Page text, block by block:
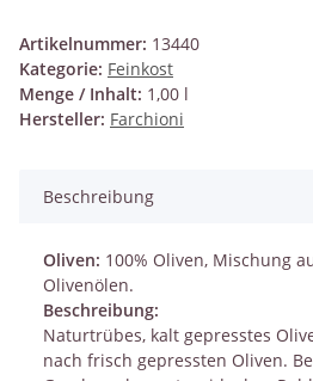
Artikelnummer: 13440
Kategorie: Feinkost
Menge / Inhalt: 1,00 l
Hersteller: Farchioni
Beschreibung
Oliven: 100% Oliven, Mischung
Olivenölen.
Beschreibung:
Naturtrübes, kalt gepresstes
nach frisch gepressten Oliven.